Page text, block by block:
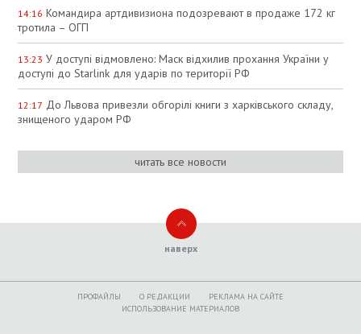
14:16 Командира артдивизиона подозревают в продаже 172 кг
тротила – ОГП
13:23 У доступі відмовлено: Маск відхилив прохання України у
доступі до Starlink для ударів по території РФ
12:17 До Львова привезли обгорілі книги з харківського складу,
знищеного ударом РФ
читать все новости
наверх
ПРОФАЙЛЫ O РЕДАКЦИИ
РЕКЛАМА НА САЙТЕ
ИСПОЛЬЗОВАНИЕ МАТЕРИАЛОВ